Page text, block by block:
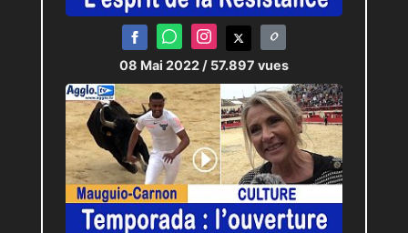
08 Mai 2022 / 57.897 vues